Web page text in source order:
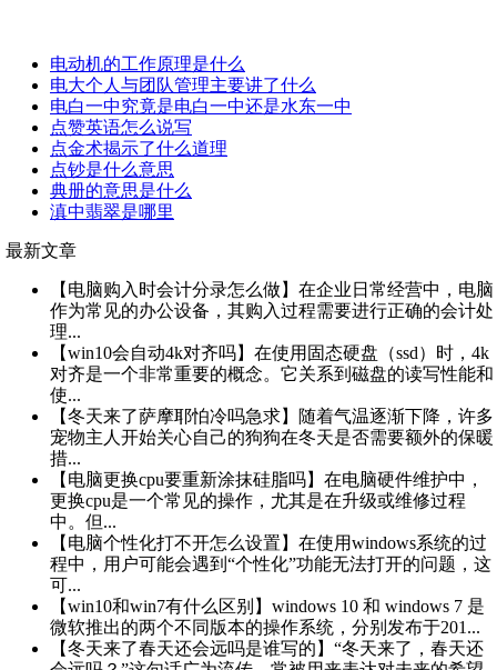
电动机的工作原理是什么
电大个人与团队管理主要讲了什么
电白一中究竟是电白一中还是水东一中
点赞英语怎么说写
点金术揭示了什么道理
点钞是什么意思
典册的意思是什么
滇中翡翠是哪里
最新文章
【电脑购入时会计分录怎么做】在企业日常经营中，电脑
作为常见的办公设备，其购入过程需要进行正确的会计处
理...
【win10会自动4k对齐吗】在使用固态硬盘（ssd）时，4k
对齐是一个非常重要的概念。它关系到磁盘的读写性能和
使...
【冬天来了萨摩耶怕冷吗急求】随着气温逐渐下降，许多
宠物主人开始关心自己的狗狗在冬天是否需要额外的保暖
措...
【电脑更换cpu要重新涂抹硅脂吗】在电脑硬件维护中，
更换cpu是一个常见的操作，尤其是在升级或维修过程
中。但...
【电脑个性化打不开怎么设置】在使用windows系统的过
程中，用户可能会遇到“个性化”功能无法打开的问题，这
可...
【win10和win7有什么区别】windows 10 和 windows 7 是
微软推出的两个不同版本的操作系统，分别发布于201...
【冬天来了春天还会远吗是谁写的】“冬天来了，春天还